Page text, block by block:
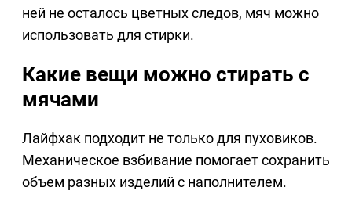
ней не осталось цветных следов, мяч можно
использовать для стирки.
Какие вещи можно стирать с
мячами
Лайфхак подходит не только для пуховиков.
Механическое взбивание помогает сохранить
объем разных изделий с наполнителем.